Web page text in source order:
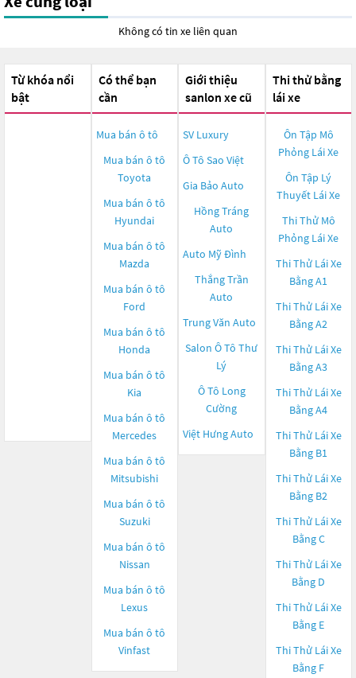
Không có tin xe liên quan
Từ khóa nổi
bật
Có thể bạn
cần
Mua bán ô tô
Mua bán ô tô
Toyota
Mua bán ô tô
Hyundai
Mua bán ô tô
Mazda
Mua bán ô tô
Ford
Mua bán ô tô
Honda
Mua bán ô tô
Kia
Mua bán ô tô
Mercedes
Mua bán ô tô
Mitsubishi
Mua bán ô tô
Suzuki
Mua bán ô tô
Nissan
Mua bán ô tô
Lexus
Mua bán ô tô
Vinfast
Giới thiệu
sanlon xe cũ
SV Luxury
Ô Tô Sao Việt
Gia Bảo Auto
Hồng Tráng
Auto
Auto Mỹ Đình
Thắng Trần
Auto
Trung Văn Auto
Salon Ô Tô Thư
Lý
Ô Tô Long
Cường
Việt Hưng Auto
Thi thử bằng
lái xe
Ôn Tập Mô
Phỏng Lái Xe
Ôn Tập Lý
Thuyết Lái Xe
Thi Thử Mô
Phỏng Lái Xe
Thi Thử Lái Xe
Bằng A1
Thi Thử Lái Xe
Bằng A2
Thi Thử Lái Xe
Bằng A3
Thi Thử Lái Xe
Bằng A4
Thi Thử Lái Xe
Bằng B1
Thi Thử Lái Xe
Bằng B2
Thi Thử Lái Xe
Bằng C
Thi Thử Lái Xe
Bằng D
Thi Thử Lái Xe
Bằng E
Thi Thử Lái Xe
Bằng F